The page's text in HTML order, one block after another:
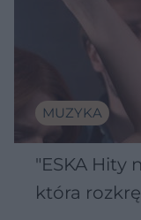
MUZYKA
"ESKA Hity
która